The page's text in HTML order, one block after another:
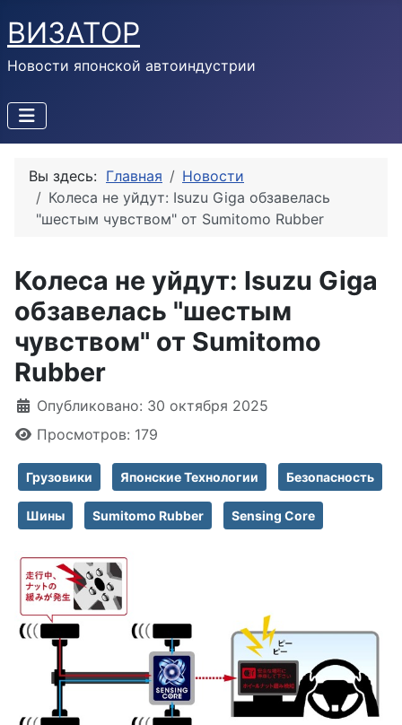
ВИЗАТОР
Новости японской автоиндустрии
Вы здесь: Главная
Новости
Колеса не уйдут: Isuzu Giga обзавелась
"шестым чувством" от Sumitomo Rubber
Колеса не уйдут: Isuzu Giga
обзавелась "шестым
чувством" от Sumitomo
Rubber
Информация о материале
Опубликовано: 30 октября 2025
Просмотров: 179
Грузовики Японские Технологии Безопасность
Шины Sumitomo Rubber Sensing Core